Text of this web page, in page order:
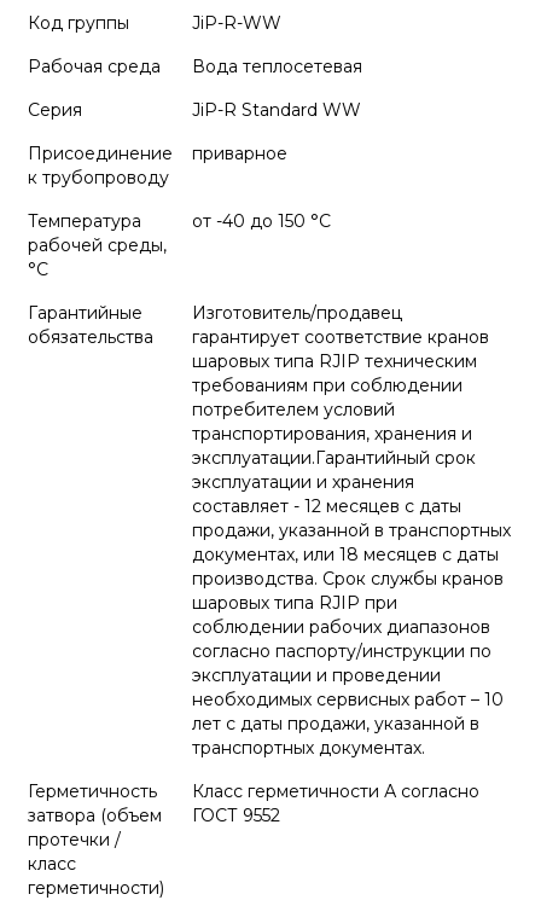
Код группы
JiP-R-WW
Рабочая среда
Вода теплосетевая
Серия
JiP-R Standard WW
Присоединение
к трубопроводу
приварное
Температура
рабочей среды,
°С
от -40 до 150 °C
Гарантийные
обязательства
Изготовитель/продавец
гарантирует соответствие кранов
шаровых типа RJIP техническим
требованиям при соблюдении
потребителем условий
транспортирования, хранения и
эксплуатации.Гарантийный срок
эксплуатации и хранения
составляет - 12 месяцев с даты
продажи, указанной в транспортных
документах, или 18 месяцев с даты
производства. Срок службы кранов
шаровых типа RJIP при
соблюдении рабочих диапазонов
согласно паспорту/инструкции по
эксплуатации и проведении
необходимых сервисных работ – 10
лет с даты продажи, указанной в
транспортных документах.
Герметичность
затвора (объем
протечки /
класс
герметичности)
Класс герметичности А согласно
ГОСТ 9552